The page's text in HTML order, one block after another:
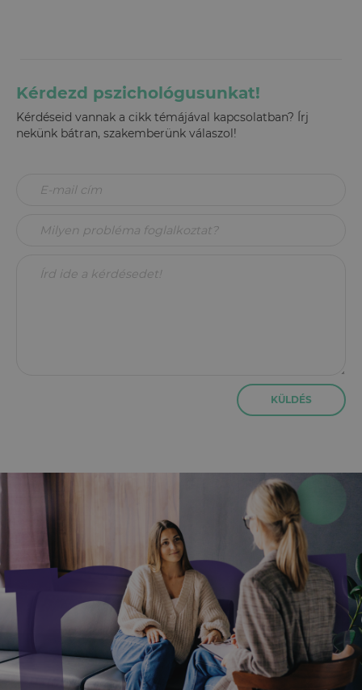
Kérdezd pszichológusunkat!
Kérdéseid vannak a cikk témájával kapcsolatban? Írj
nekünk bátran, szakemberünk válaszol!
KÜLDÉS